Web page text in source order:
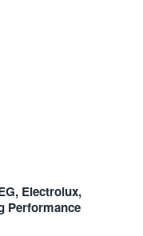
Electrolux,
Performance